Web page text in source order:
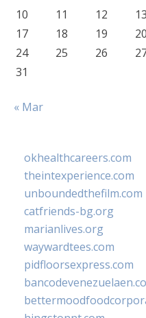
10
11 12 13
17
18 19 20
24
25 26
31
« Mar
okhealthcareers.com
theintexperience.com
unboundedthefilm.com
catfriends-bg.org
marianlives.org
waywardtees.com
pidfloorsexpress.com